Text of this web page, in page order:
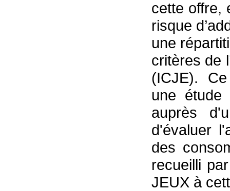
cette offre,
risque
une
critères de
(ICJE).
une
auprès
d'évaluer
des
recueilli
JEUX à